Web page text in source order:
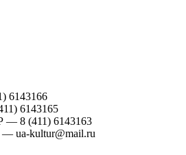
6143166
6143165
8 (411) 6143163
— ua-kultur@mail.ru